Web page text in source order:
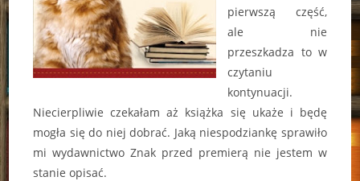
pierwszą część,
ale nie
przeszkadza to w
czytaniu
kontynuacji.
Niecierpliwie czekałam aż książka się ukaże i będę
mogła się do niej dobrać. Jaką niespodziankę sprawiło
mi wydawnictwo Znak przed premierą nie jestem w
stanie opisać.